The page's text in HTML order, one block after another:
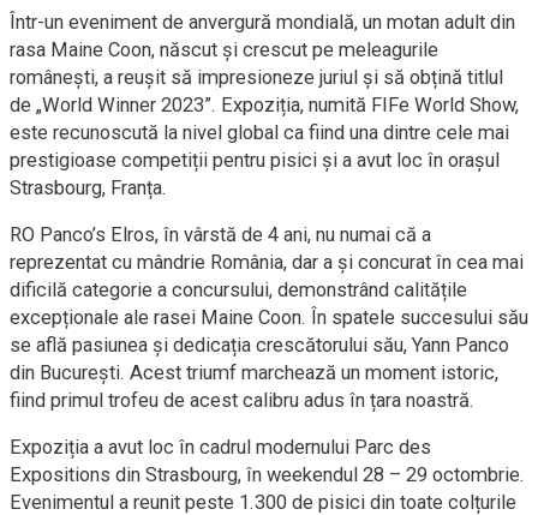
Într-un eveniment de anvergură mondială, un motan adult din
rasa Maine Coon, născut și crescut pe meleagurile
românești, a reușit să impresioneze juriul și să obțină titlul
de „World Winner 2023”. Expoziția, numită FIFe World Show,
este recunoscută la nivel global ca fiind una dintre cele mai
prestigioase competiții pentru pisici și a avut loc în orașul
Strasbourg, Franța.
RO Panco’s Elros, în vârstă de 4 ani, nu numai că a
reprezentat cu mândrie România, dar a și concurat în cea mai
dificilă categorie a concursului, demonstrând calitățile
excepționale ale rasei Maine Coon. În spatele succesului său
se află pasiunea și dedicația crescătorului său, Yann Panco
din București. Acest triumf marchează un moment istoric,
fiind primul trofeu de acest calibru adus în țara noastră.
Expoziția a avut loc în cadrul modernului Parc des
Expositions din Strasbourg, în weekendul 28 – 29 octombrie.
Evenimentul a reunit peste 1.300 de pisici din toate colțurile